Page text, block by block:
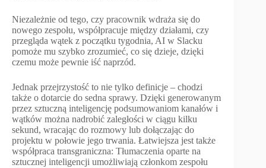
Niezależnie od tego, czy pracownik wdraża się do
nowego zespołu, współpracuje między działami, czy
przegląda wątek z początku tygodnia, AI w Slacku
pomoże mu szybko zrozumieć, co się dzieje, dzięki
czemu może pewnie iść naprzód.
Jednak przejrzystość to nie tylko definicje – chodzi
także o dotarcie do sedna sprawy. Dzięki generowanym
przez sztuczną inteligencję podsumowaniom kanałów i
wątków można nadrobić zaległości w ciągu kilku
sekund, wracając do rozmowy lub dołączając do
projektu w połowie jego trwania. Łatwiejsza jest także
współpraca transgraniczna: Tłumaczenia oparte na
sztucznej inteligencji umożliwiają członkom zespołu